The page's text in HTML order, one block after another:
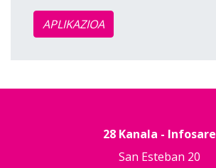
APLIKAZIOA
28 Kanala - Infosare
San Esteban 20